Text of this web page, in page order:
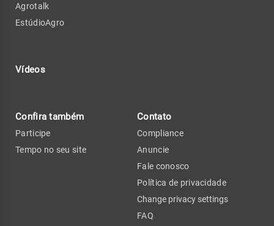
Agrotalk
EstúdioAgro
Vídeos
Confira também
Participe
Tempo no seu site
Contato
Compliance
Anuncie
Fale conosco
Política de privacidade
Change privacy settings
FAQ